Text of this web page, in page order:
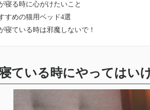
寝る時に心がけたいこと
すめの猫用ベッド4選
寝ている時は邪魔しないで！
ている時にやってはい